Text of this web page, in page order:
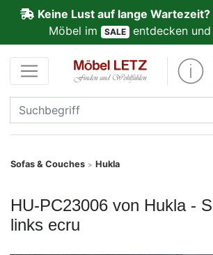
Keine Lust auf lange Wartezeit?
Möbel im SALE entdecken und
Sofas & Couches > Hukla
HU-PC23006 von Hukla -
links ecru
Kundenmeinungen
Anmelden
PREMIUM
Schnell
SALE